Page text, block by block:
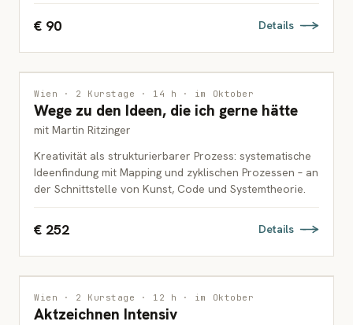
€ 90 Details
INTERDISZIPLINÄR
ERWACHSENE
Wien · 2 Kurstage · 14 h · im Oktober
Wege zu den Ideen, die ich gerne hätte
mit Martin Ritzinger
Kreativität als strukturierbarer Prozess: systematische
Ideenfindung mit Mapping und zyklischen Prozessen – an
der Schnittstelle von Kunst, Code und Systemtheorie.
€ 252 Details
ZEICHNUNG
ERWACHSENE
Wien · 2 Kurstage · 12 h · im Oktober
Aktzeichnen Intensiv